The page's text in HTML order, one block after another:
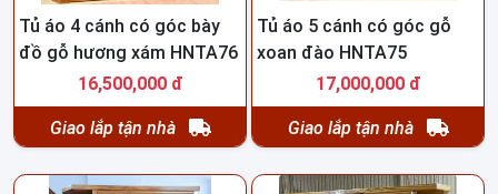
Tủ áo 4 cánh có góc bày
đồ gỗ hương xám HNTA76
16,500,000 đ
Giao lắp tận nhà
Tủ áo 5 cánh có góc gỗ
xoan đào HNTA75
17,000,000 đ
Giao lắp tận nhà